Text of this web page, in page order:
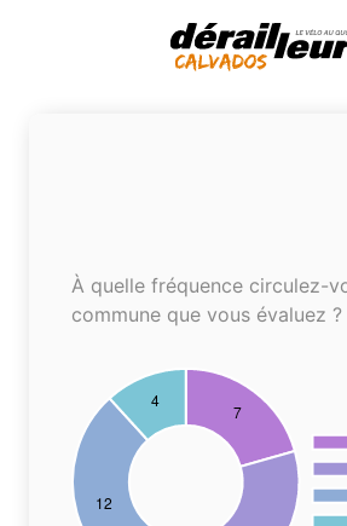
À quelle fréquence circulez-
commune que vous évaluez ?